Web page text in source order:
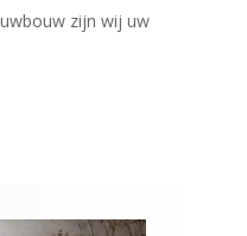
zijn wij uw